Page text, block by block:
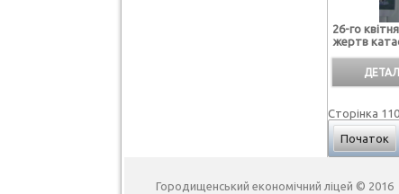
26-го
жертв
Сторінка
Початок
Городищенський економічний ліцей © 2016